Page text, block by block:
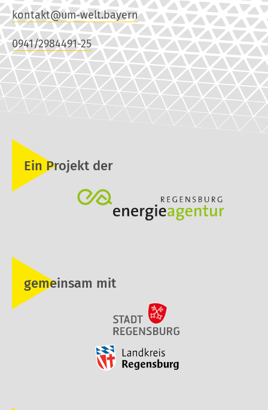
kontakt@um-welt.bayern
0941/2984491-25
Ein Projekt der
gemeinsam mit